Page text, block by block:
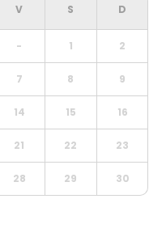
- 1 2
7 8 9
14 15 16
21 22 23
28 29 30